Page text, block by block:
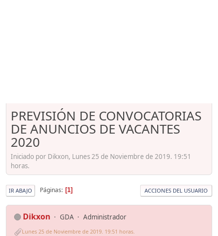
PREVISIÓN DE CONVOCATORIAS
DE ANUNCIOS DE VACANTES
2020
Iniciado por Dikxon, Lunes 25 de Noviembre de 2019. 19:51
horas.
IR ABAJO Páginas 1 ACCIONES DEL USUARIO
Dikxon GDA Administrador
Lunes 25 de Noviembre de 2019. 19:51 horas.